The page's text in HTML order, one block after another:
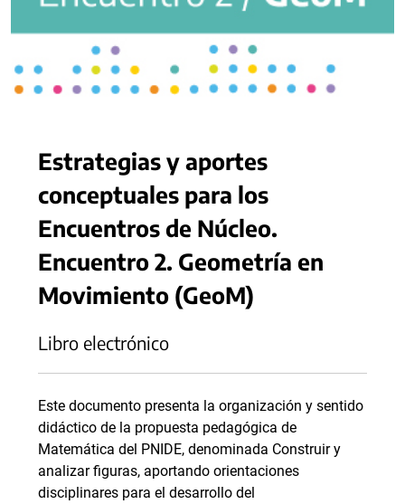
Estrategias y aportes
conceptuales para los
Encuentros de Núcleo.
Encuentro 2. Geometría en
Movimiento (GeoM)
Libro electrónico
Este documento presenta la organización y sentido
didáctico de la propuesta pedagógica de
Matemática del PNIDE, denominada Construir y
analizar figuras, aportando orientaciones
disciplinares para el desarrollo del